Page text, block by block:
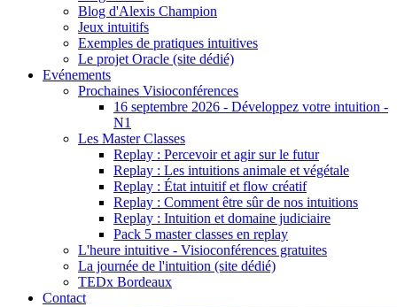
Blog d'Alexis Champion
Jeux intuitifs
Exemples de pratiques intuitives
Le projet Oracle (site dédié)
Evénements
Prochaines Visioconférences
16 septembre 2026 - Développez votre intuition -
N1
Les Master Classes
Replay : Percevoir et agir sur le futur
Replay : Les intuitions animale et végétale
Replay : État intuitif et flow créatif
Replay : Comment être sûr de nos intuitions
Replay : Intuition et domaine judiciaire
Pack 5 master classes en replay
L'heure intuitive - Visioconférences gratuites
La journée de l'intuition (site dédié)
TEDx Bordeaux
Contact